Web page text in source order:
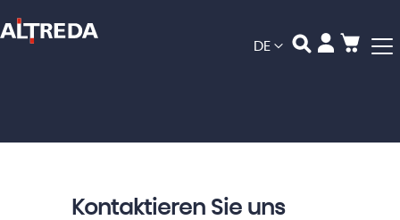
Sprache
DE Mein
Kontaktieren Sie uns